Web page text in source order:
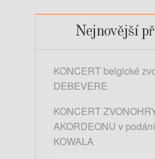
e
d
á
á
Nejnovější
KONCERT belgické
DEBEVERE
KONCERT
AKORDEONU v
KOWALA